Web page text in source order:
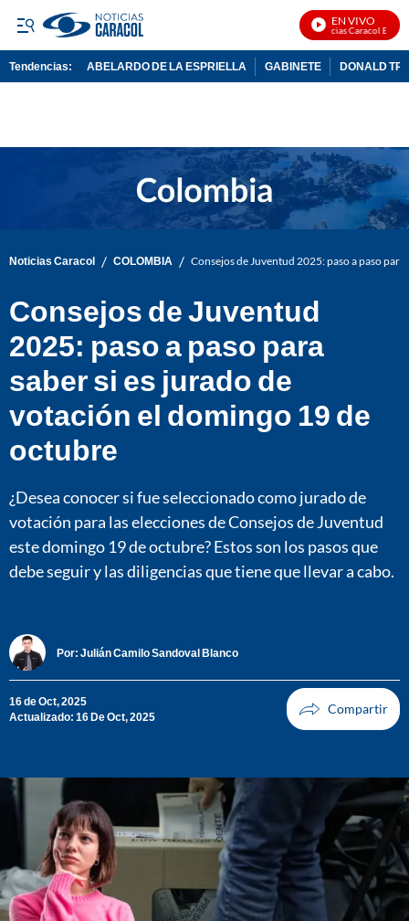
EN VIVO
Noticias Caracol En Vivo
Tendencias: ABELARDO DE LA ESPRIELLA GABINETE DONALD
Noticias Caracol / COLOMBIA / Consejos de Juventud 2025: paso a paso
Consejos de Juventud
2025: paso a paso para
saber si es jurado de
votación el domingo 19 de
octubre
¿Desea conocer si fue seleccionado como jurado de
votación para las elecciones de Consejos de Juventud
este domingo 19 de octubre? Estos son los pasos que
debe seguir y las diligencias que tiene que llevar a cabo.
Por: Julián Camilo Sandoval Blanco
16 de Oct, 2025
Actualizado: 16 De Oct, 2025